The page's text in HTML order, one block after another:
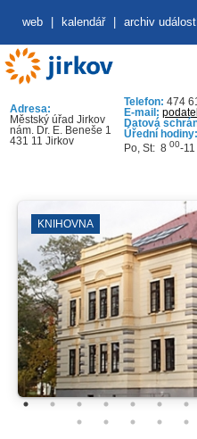
web kalendář archiv
Adresa:
Městský úřad Jirkov
nám. Dr. E. Beneše 1
431 11 Jirkov
Telefon: 474
E-mail:
Datová
Úřední hodiny:
Po, St: 8 00-11
KNIHOVNA